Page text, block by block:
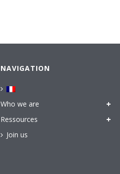
NAVIGATION
Who we are
Ressources
Join us